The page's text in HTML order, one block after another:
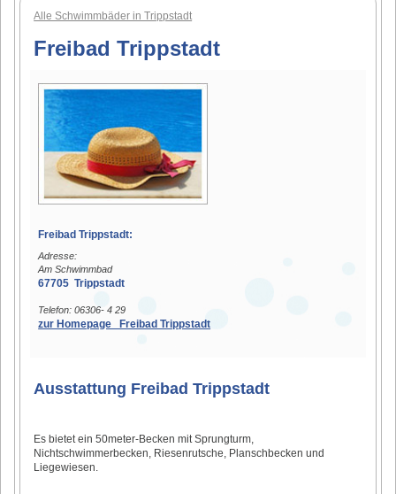
Alle Schwimmbäder in Trippstadt
Freibad Trippstadt
Freibad Trippstadt:
Adresse:
Am Schwimmbad
67705 Trippstadt
Telefon: 06306- 4 29
zur Homepage Freibad Trippstadt
Ausstattung Freibad Trippstadt
Es bietet ein 50meter-Becken mit Sprungturm,
Nichtschwimmerbecken, Riesenrutsche, Planschbecken und
Liegewiesen.